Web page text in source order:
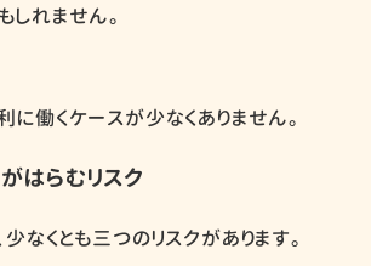
しれません。
に働くケースが少なくありません。
はらむリスク
なくとも三つのリスクがあります。